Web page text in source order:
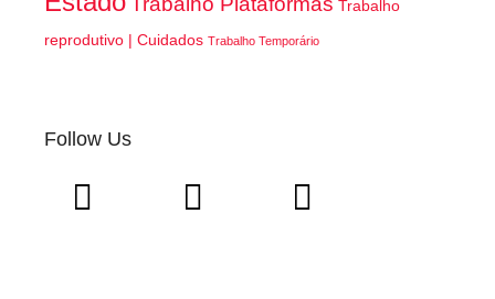
Trabalho
reprodutivo | Cuidados Trabalho Temporário
Follow Us